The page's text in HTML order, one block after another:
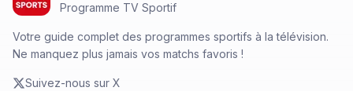
Programme TV Sportif
Votre guide complet des programmes sportifs à la télévision.
Ne manquez plus jamais vos matchs favoris !
Suivez-nous sur X